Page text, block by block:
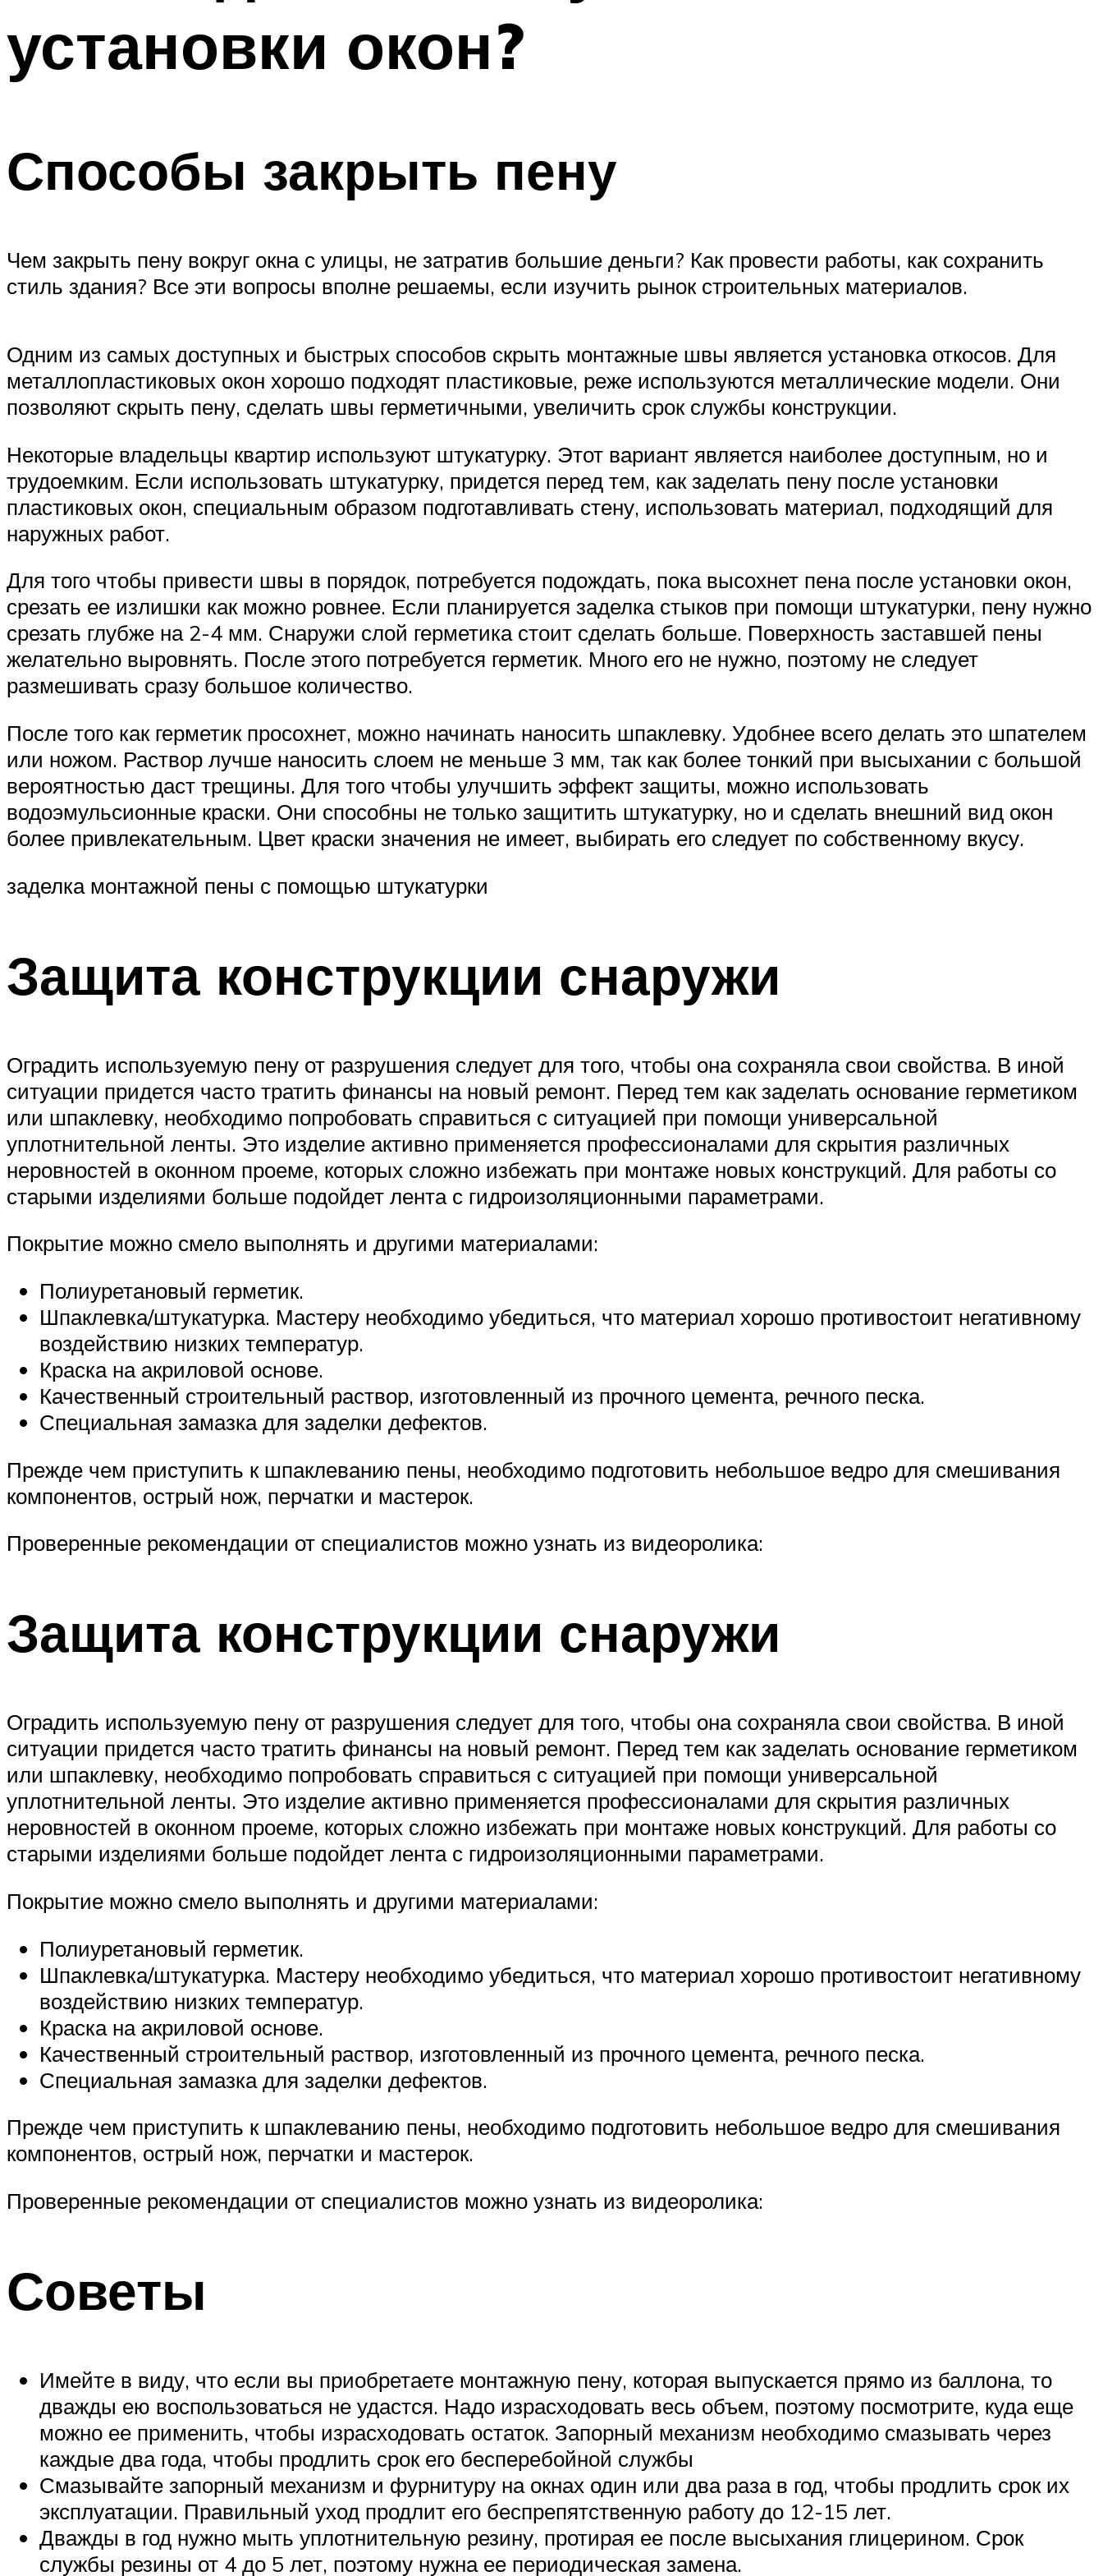
установки окон?
Способы закрыть пену
Чем закрыть пену вокруг окна с улицы, не затратив большие деньги? Как провести работы, как сохранить
стиль здания? Все эти вопросы вполне решаемы, если изучить рынок строительных материалов.
Одним из самых доступных и быстрых способов скрыть монтажные швы является установка откосов. Для
металлопластиковых окон хорошо подходят пластиковые, реже используются металлические модели. Они
позволяют скрыть пену, сделать швы герметичными, увеличить срок службы конструкции.
Некоторые владельцы квартир используют штукатурку. Этот вариант является наиболее доступным, но и
трудоемким. Если использовать штукатурку, придется перед тем, как заделать пену после установки
пластиковых окон, специальным образом подготавливать стену, использовать материал, подходящий для
наружных работ.
Для того чтобы привести швы в порядок, потребуется подождать, пока высохнет пена после установки окон,
срезать ее излишки как можно ровнее. Если планируется заделка стыков при помощи штукатурки, пену нужно
срезать глубже на 2-4 мм. Снаружи слой герметика стоит сделать больше. Поверхность заставшей пены
желательно выровнять. После этого потребуется герметик. Много его не нужно, поэтому не следует
размешивать сразу большое количество.
После того как герметик просохнет, можно начинать наносить шпаклевку. Удобнее всего делать это шпателем
или ножом. Раствор лучше наносить слоем не меньше 3 мм, так как более тонкий при высыхании с большой
вероятностью даст трещины. Для того чтобы улучшить эффект защиты, можно использовать
водоэмульсионные краски. Они способны не только защитить штукатурку, но и сделать внешний вид окон
более привлекательным. Цвет краски значения не имеет, выбирать его следует по собственному вкусу.
заделка монтажной пены с помощью штукатурки
Защита конструкции снаружи
Оградить используемую пену от разрушения следует для того, чтобы она сохраняла свои свойства. В иной
ситуации придется часто тратить финансы на новый ремонт. Перед тем как заделать основание герметиком
или шпаклевку, необходимо попробовать справиться с ситуацией при помощи универсальной
уплотнительной ленты. Это изделие активно применяется профессионалами для скрытия различных
неровностей в оконном проеме, которых сложно избежать при монтаже новых конструкций. Для работы со
старыми изделиями больше подойдет лента с гидроизоляционными параметрами.
Покрытие можно смело выполнять и другими материалами:
Полиуретановый герметик.
Шпаклевка/штукатурка. Мастеру необходимо убедиться, что материал хорошо противостоит негативному
воздействию низких температур.
Краска на акриловой основе.
Качественный строительный раствор, изготовленный из прочного цемента, речного песка.
Специальная замазка для заделки дефектов.
Прежде чем приступить к шпаклеванию пены, необходимо подготовить небольшое ведро для смешивания
компонентов, острый нож, перчатки и мастерок.
Проверенные рекомендации от специалистов можно узнать из видеоролика:
Защита конструкции снаружи
Оградить используемую пену от разрушения следует для того, чтобы она сохраняла свои свойства. В иной
ситуации придется часто тратить финансы на новый ремонт. Перед тем как заделать основание герметиком
или шпаклевку, необходимо попробовать справиться с ситуацией при помощи универсальной
уплотнительной ленты. Это изделие активно применяется профессионалами для скрытия различных
неровностей в оконном проеме, которых сложно избежать при монтаже новых конструкций. Для работы со
старыми изделиями больше подойдет лента с гидроизоляционными параметрами.
Покрытие можно смело выполнять и другими материалами:
Полиуретановый герметик.
Шпаклевка/штукатурка. Мастеру необходимо убедиться, что материал хорошо противостоит негативному
воздействию низких температур.
Краска на акриловой основе.
Качественный строительный раствор, изготовленный из прочного цемента, речного песка.
Специальная замазка для заделки дефектов.
Прежде чем приступить к шпаклеванию пены, необходимо подготовить небольшое ведро для смешивания
компонентов, острый нож, перчатки и мастерок.
Проверенные рекомендации от специалистов можно узнать из видеоролика:
Советы
Имейте в виду, что если вы приобретаете монтажную пену, которая выпускается прямо из баллона, то
дважды ею воспользоваться не удастся. Надо израсходовать весь объем, поэтому посмотрите, куда еще
можно ее применить, чтобы израсходовать остаток. Запорный механизм необходимо смазывать через
каждые два года, чтобы продлить срок его бесперебойной службы
Смазывайте запорный механизм и фурнитуру на окнах один или два раза в год, чтобы продлить срок их
эксплуатации. Правильный уход продлит его беспрепятственную работу до 12-15 лет.
Дважды в год нужно мыть уплотнительную резину, протирая ее после высыхания глицерином. Срок
службы резины от 4 до 5 лет, поэтому нужна ее периодическая замена.